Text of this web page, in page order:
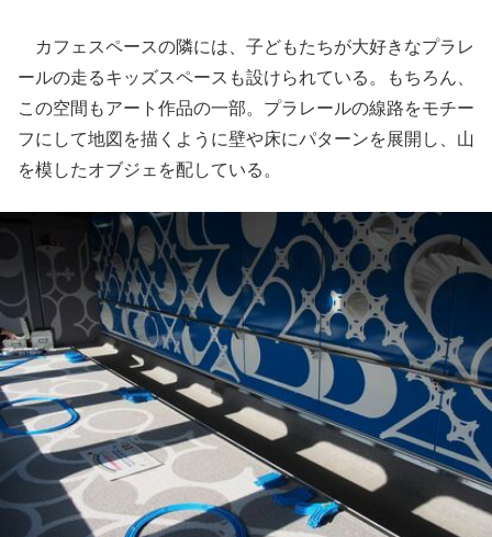
カフェスペースの隣には、子どもたちが大好きなプラレ
ールの走るキッズスペースも設けられている。もちろん、
この空間もアート作品の一部。プラレールの線路をモチー
フにして地図を描くように壁や床にパターンを展開し、山
を模したオブジェを配している。